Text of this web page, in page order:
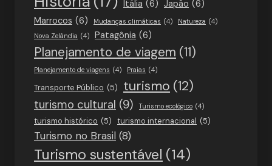
Itália (6) Japão (6)
Marrocos (6) Mudanças climáticas (4) Natureza (4)
Nova Zelândia (4) Patagônia (6)
Planejamento de viagem (11)
Planejamento de viagens (4) Praias (4)
Transporte Público (5) turismo (12)
turismo cultural (9) Turismo ecológico (4)
turismo histórico (5) turismo internacional (5)
Turismo no Brasil (8)
Turismo sustentável (14)